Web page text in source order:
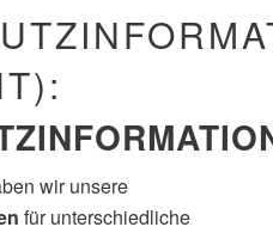
wir unsere
für unterschiedliche